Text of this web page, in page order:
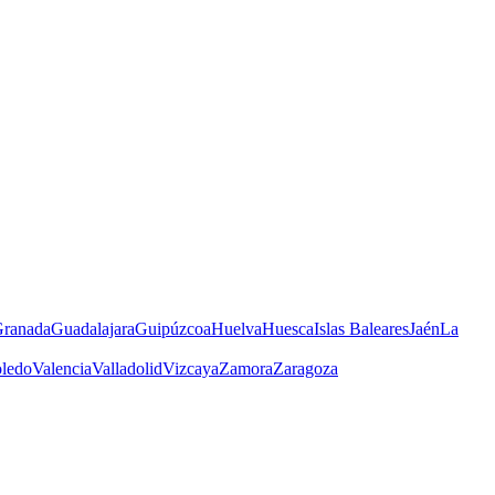
GuadalajaraGuipúzcoaHuelvaHuescaIslas BalearesJaénLa
ValenciaValladolidVizcayaZamoraZaragoza